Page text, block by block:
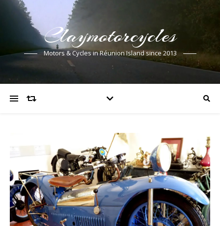
Claymotorcycles
Motors & Cycles in Réunion Island since 2013